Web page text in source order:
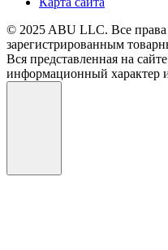
© 2025 ABU LLC. Все
зарегистрированным
Вся представленная на
информационный характер